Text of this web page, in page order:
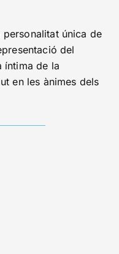
única de
del
íntima de la
en les ànimes dels